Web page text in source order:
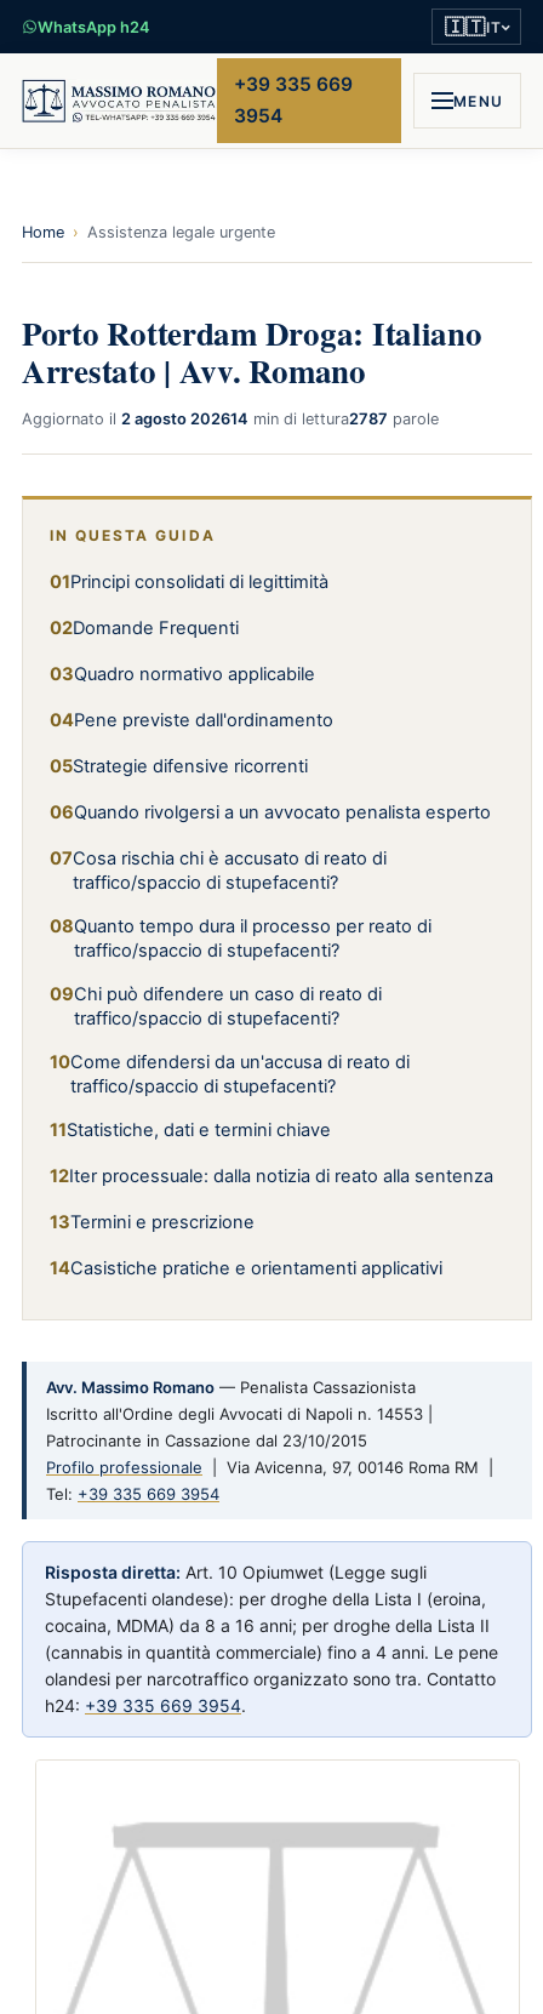
WhatsApp h24 🇮🇹IT
+39 335 669
3954
MENU
Home › Assistenza legale urgente
Porto Rotterdam Droga: Italiano
Arrestato | Avv. Romano
Aggiornato il 2 agosto 202614 min di lettura2787 parole
IN QUESTA GUIDA
Principi consolidati di legittimità
Domande Frequenti
Quadro normativo applicabile
Pene previste dall'ordinamento
Strategie difensive ricorrenti
Quando rivolgersi a un avvocato penalista esperto
Cosa rischia chi è accusato di reato di
traffico/spaccio di stupefacenti?
Quanto tempo dura il processo per reato di
traffico/spaccio di stupefacenti?
Chi può difendere un caso di reato di
traffico/spaccio di stupefacenti?
Come difendersi da un'accusa di reato di
traffico/spaccio di stupefacenti?
Statistiche, dati e termini chiave
Iter processuale: dalla notizia di reato alla sentenza
Termini e prescrizione
Casistiche pratiche e orientamenti applicativi
Avv. Massimo Romano — Penalista Cassazionista
Iscritto all'Ordine degli Avvocati di Napoli n. 14553 |
Patrocinante in Cassazione dal 23/10/2015
Profilo professionale | Via Avicenna, 97, 00146 Roma RM |
Tel: +39 335 669 3954
Risposta diretta: Art. 10 Opiumwet (Legge sugli
Stupefacenti olandese): per droghe della Lista I (eroina,
cocaina, MDMA) da 8 a 16 anni; per droghe della Lista II
(cannabis in quantità commerciale) fino a 4 anni. Le pene
olandesi per narcotraffico organizzato sono tra. Contatto
h24: +39 335 669 3954.